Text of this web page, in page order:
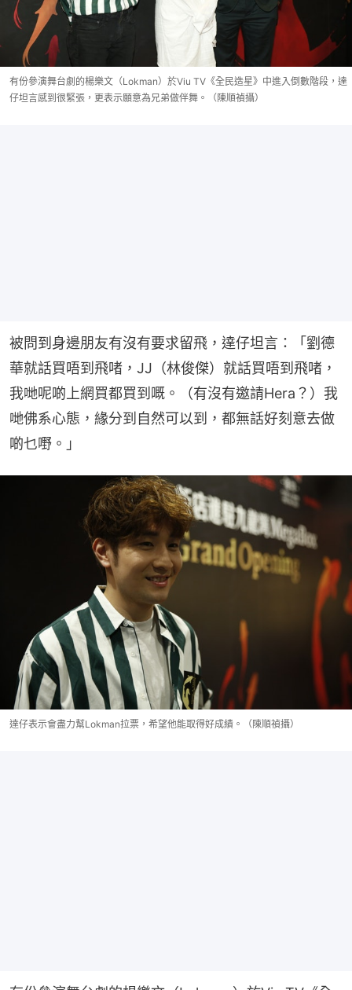
有份參演舞台劇的楊樂文（Lokman）於Viu TV《全民造星》中進入倒數階段，達
仔坦言感到很緊張，更表示願意為兄弟做伴舞。（陳順禎攝）
被問到身邊朋友有沒有要求留飛，達仔坦言：「劉德
華就話買唔到飛啫，JJ（林俊傑）就話買唔到飛啫，
我哋呢啲上網買都買到嘅。（有沒有邀請Hera？）我
哋佛系心態，緣分到自然可以到，都無話好刻意去做
啲乜嘢。」
達仔表示會盡力幫Lokman拉票，希望他能取得好成績。（陳順禎攝）